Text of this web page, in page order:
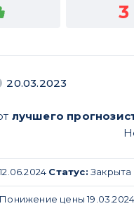
3
20.03.2023
лучшего
12.06.2024 Статус: Закрыта
Понижение цены 19.03.2024